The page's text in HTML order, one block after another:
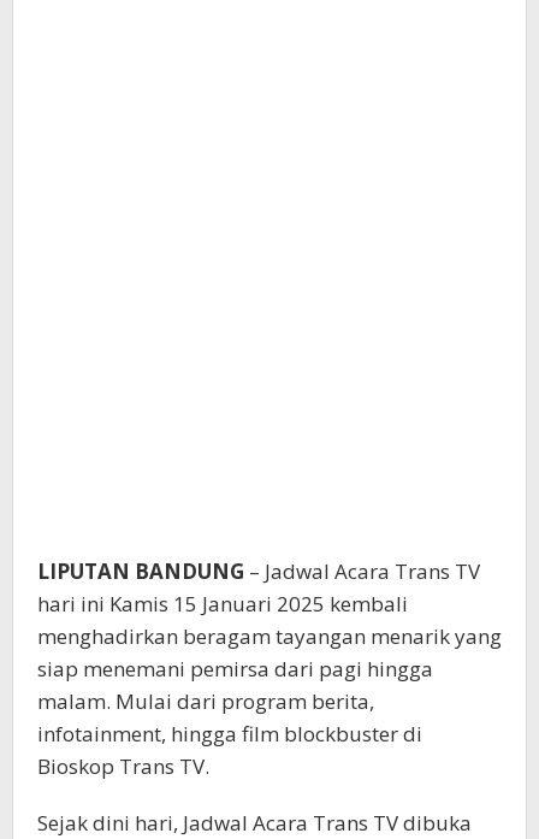
LIPUTAN BANDUNG – Jadwal Acara Trans TV
hari ini Kamis 15 Januari 2025 kembali
menghadirkan beragam tayangan menarik yang
siap menemani pemirsa dari pagi hingga
malam. Mulai dari program berita,
infotainment, hingga film blockbuster di
Bioskop Trans TV.
Sejak dini hari, Jadwal Acara Trans TV dibuka